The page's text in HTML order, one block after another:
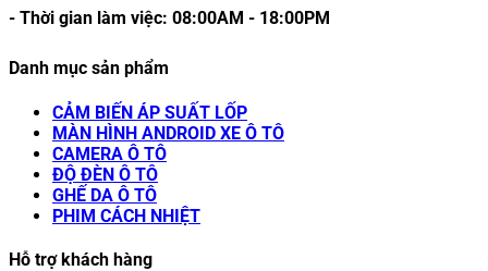
- Thời gian làm việc: 08:00AM - 18:00PM
Danh mục sản phẩm
CẢM BIẾN ÁP SUẤT LỐP
MÀN HÌNH ANDROID XE Ô TÔ
CAMERA Ô TÔ
ĐỘ ĐÈN Ô TÔ
GHẾ DA Ô TÔ
PHIM CÁCH NHIỆT
Hỗ trợ khách hàng